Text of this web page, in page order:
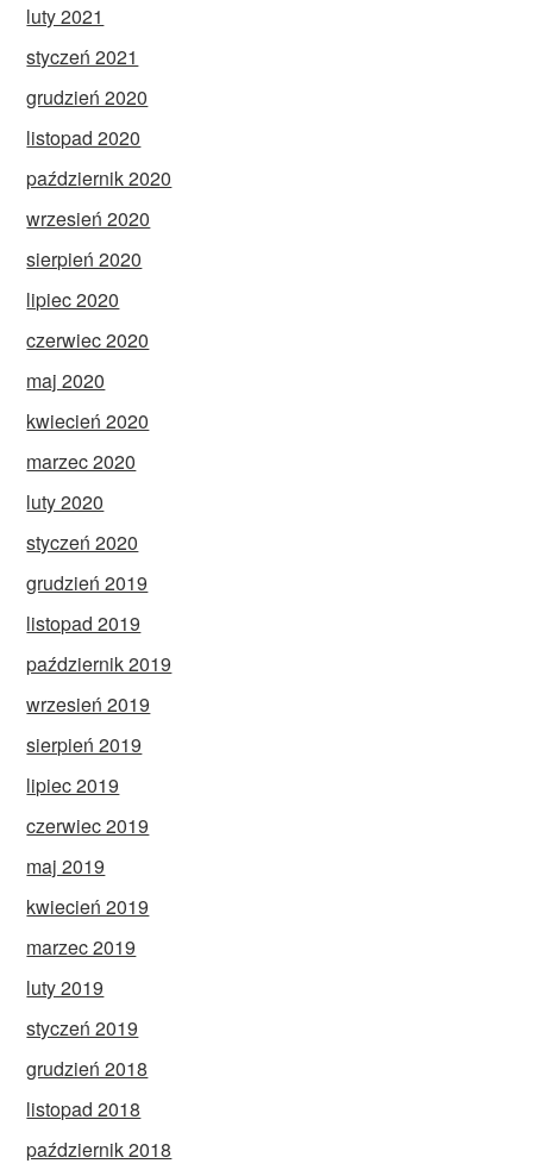
luty 2021
styczeń 2021
grudzień 2020
listopad 2020
październik 2020
wrzesień 2020
sierpień 2020
lipiec 2020
czerwiec 2020
maj 2020
kwiecień 2020
marzec 2020
luty 2020
styczeń 2020
grudzień 2019
listopad 2019
październik 2019
wrzesień 2019
sierpień 2019
lipiec 2019
czerwiec 2019
maj 2019
kwiecień 2019
marzec 2019
luty 2019
styczeń 2019
grudzień 2018
listopad 2018
październik 2018